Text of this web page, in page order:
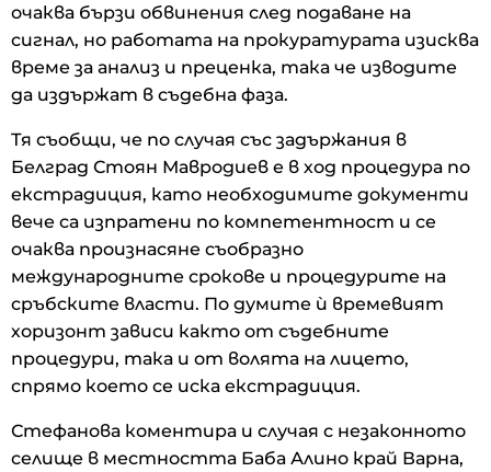
очаква бързи обвинения след подаване на
сигнал, но работата на прокуратурата изисква
време за анализ и преценка, така че изводите
да издържат в съдебна фаза.
Тя съобщи, че по случая със задържания в
Белград Стоян Мавродиев е в ход процедура по
екстрадиция, като необходимите документи
вече са изпратени по компетентност и се
очаква произнасяне съобразно
международните срокове и процедурите на
сръбските власти. По думите ѝ времевият
хоризонт зависи както от съдебните
процедури, така и от волята на лицето,
спрямо което се иска екстрадиция.
Стефанова коментира и случая с незаконното
селище в местността Баба Алино край Варна,